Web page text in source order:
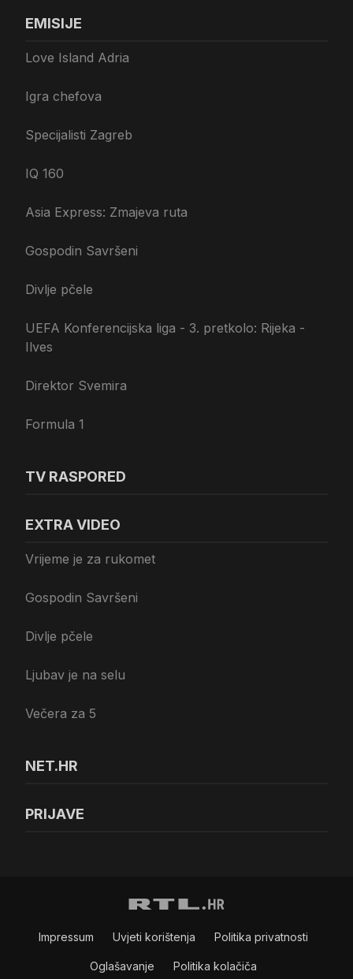
EMISIJE
Love Island Adria
Igra chefova
Specijalisti Zagreb
IQ 160
Asia Express: Zmajeva ruta
Gospodin Savršeni
Divlje pčele
UEFA Konferencijska liga - 3. pretkolo: Rijeka -
Ilves
Direktor Svemira
Formula 1
TV RASPORED
EXTRA VIDEO
Vrijeme je za rukomet
Gospodin Savršeni
Divlje pčele
Ljubav je na selu
Večera za 5
NET.HR
PRIJAVE
Impressum Uvjeti korištenja Politika privatnosti
Oglašavanje Politika kolačiča